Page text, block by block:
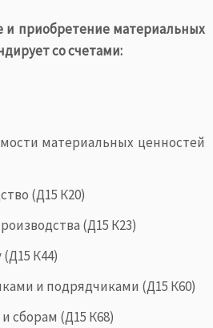
и приобретение материальных
со счетами:
материальных ценностей
(Д15 К20)
(Д15 К23)
К44)
и подрядчиками (Д15 К60)
сборам (Д15 К68)